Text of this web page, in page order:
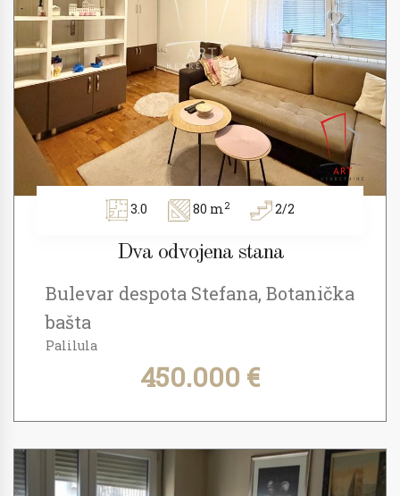
3.0 80 m2 2/2
Dva odvojena stana
Bulevar despota Stefana, Botanička
bašta
Palilula
450.000 €